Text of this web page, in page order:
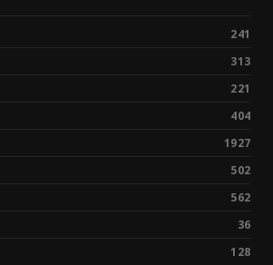
241
313
221
404
1927
502
562
36
128